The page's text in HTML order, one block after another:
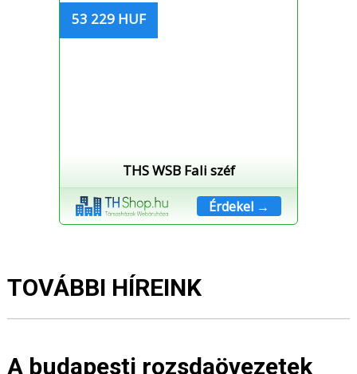
53 229 HUF
THS WSB Fali széf
Érdekel →
TOVÁBBI HÍREINK
A budapesti rozsdaövezetek